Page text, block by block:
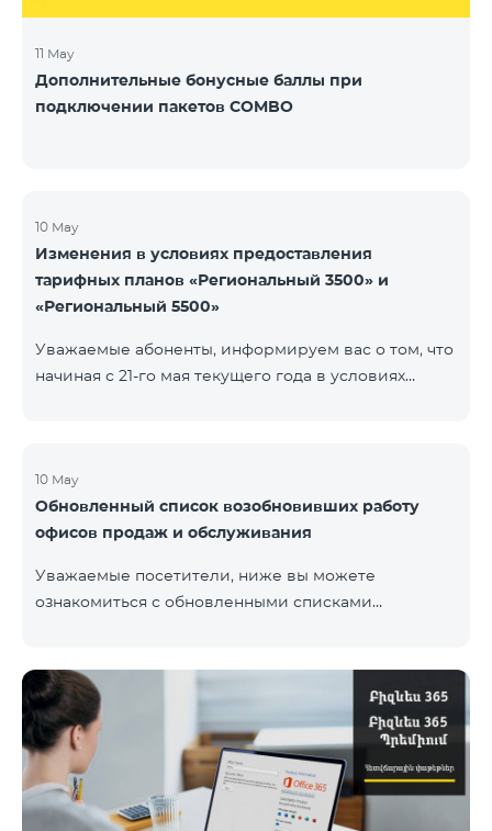
11 May
Дополнительные бонусные баллы при
подключении пакетов COMBO
10 May
Изменения в условиях предоставления
тарифных планов «Региональный 3500» и
«Региональный 5500»
Уважаемые абоненты, информируем вас о том, что
начиная с 21-го мая текущего года в условиях
изменен наблюдательный период — 15 дней
вместо прежних 60-ти. В случае, если тарифный
план не будет активирован вновь на 16-ый день
расторгнут в одностороннем порядке и на
основной номер будет наложен штраф.
10 May
Обновленный список возобновивших работу
офисов продаж и обслуживания
Уважаемые посетители, ниже вы можете
ознакомиться с обновленными списками
Регионы В офисах соблюдены соответствующие
меры для обеспечения безопасности здоровья
наших сотрудников и клиентов.